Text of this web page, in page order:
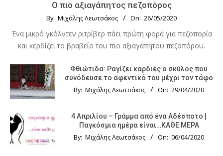
Ο πιο αξιαγάπητος πεζοπόρος
By: Μιχάλης Λεωτσάκος On: 26/05/2020
Ένα μικρό γκόλντεν ριτρίβερ πάει πρώτη φορά για πεζοπορία
και κερδίζει το βραβείο του πιο αξιαγάπητου πεζοπόρου.
Φθιώτιδα: Ραγίζει καρδιές ο σκύλος που
συνόδευσε το αφεντικό του μέχρι τον τάφο
By: Μιχάλης Λεωτσάκος On: 29/04/2020
4 Απριλίου – Γράμμα από ένα Αδέσποτο |
Παγκόσμια ημέρα είναι…ΚΑΘΕ ΜΕΡΑ
By: Μιχάλης Λεωτσάκος On: 06/04/2020